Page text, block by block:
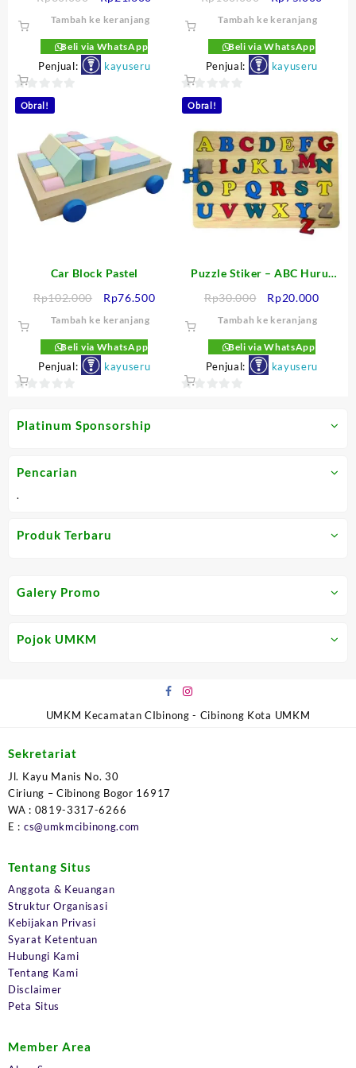
Platinum Sponsorship
Pencarian
.
Produk Terbaru
aslinya
Rp30.000.
Tambah ke keranjang
Beli via WhatsApp
Penjual: kayuseru
0
out
aslinya
Rp100.000.
Tambah ke keranjang
Beli via WhatsApp
Penjual: kayuseru
0
out
Obral!
Car Block Pastel
Rp102.000
Harga
aslinya
Rp102.000.
Rp76.500Harga
Rp76.500.
Tambah ke keranjang
Beli via WhatsApp
Penjual: kayuseru
of
Obral!
Puzzle Stiker – ABC Huruf
Rp30.000
Harga
aslinya
Rp30.000.
Rp20.000Harga
Tambah ke keranjang
Beli via WhatsApp
Penjual: kayuseru
Galery Promo
Pojok UMKM
UMKM Kecamatan CIbinong - Cibinong Kota UMKM
Sekretariat
Jl. Kayu Manis No. 30
Ciriung – Cibinong Bogor 16917
WA : 0819-3317-6266
E : cs@umkmcibinong.com
Tentang Situs
Anggota & Keuangan
Struktur Organisasi
Kebijakan Privasi
Syarat Ketentuan
Hubungi Kami
Tentang Kami
Disclaimer
Peta Situs
Member Area